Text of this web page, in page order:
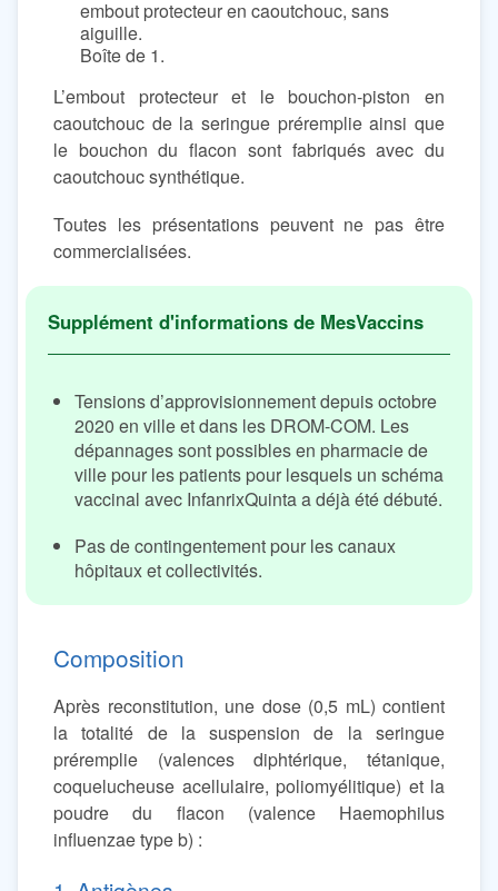
embout protecteur en caoutchouc, sans
aiguille.
Boîte de 1.
L’embout protecteur et le bouchon-piston en
caoutchouc de la seringue préremplie ainsi que
le bouchon du flacon sont fabriqués avec du
caoutchouc synthétique.
Toutes les présentations peuvent ne pas être
commercialisées.
Tensions d’approvisionnement depuis octobre
2020 en ville et dans les DROM-COM. Les
dépannages sont possibles en pharmacie de
ville pour les patients pour lesquels un schéma
vaccinal avec InfanrixQuinta a déjà été débuté.
Pas de contingentement pour les canaux
hôpitaux et collectivités.
Composition
Après reconstitution, une dose (0,5 mL) contient
la totalité de la suspension de la seringue
préremplie (valences diphtérique, tétanique,
coquelucheuse acellulaire, poliomyélitique) et la
poudre du flacon (valence Haemophilus
influenzae type b) :